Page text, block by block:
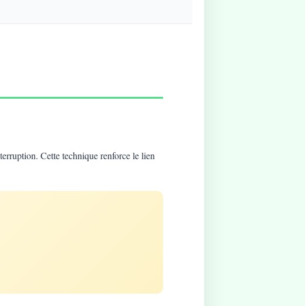
Cette technique renforce le lien